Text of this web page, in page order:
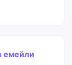
емейли